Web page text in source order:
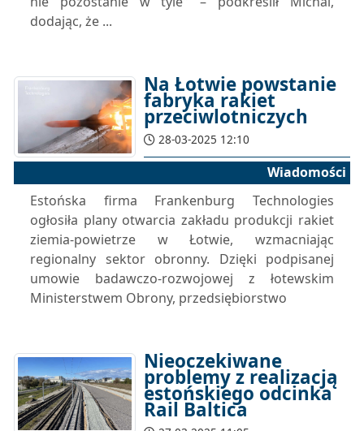
dodając, że ...
Na Łotwie powstanie
fabryka rakiet
przeciwlotniczych
28-03-2025 12:10
Wiadomości
Estońska firma Frankenburg Technologies
ogłosiła plany otwarcia zakładu produkcji rakiet
ziemia-powietrze w Łotwie, wzmacniając
regionalny sektor obronny. Dzięki podpisanej
umowie badawczo-rozwojowej z łotewskim
Ministerstwem Obrony, przedsiębiorstwo
Nieoczekiwane
problemy z realizacją
estońskiego odcinka
Rail Baltica